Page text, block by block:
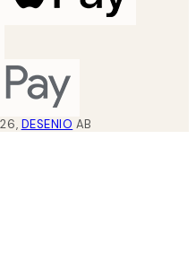
, DESENIO AB